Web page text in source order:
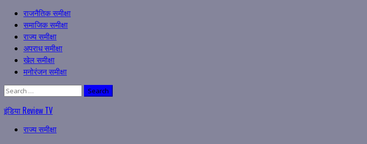
Primary
Menu
राजनैतिक समीक्षा
समाजिक समीक्षा
राज्य समीक्षा
अपराध समीक्षा
खेल समीक्षा
मनोरंजन समीक्षा
Search
इंडिया Review TV
राज्य समीक्षा